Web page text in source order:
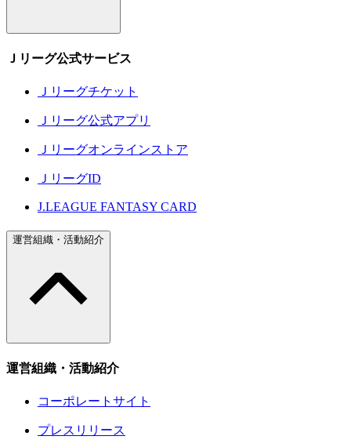
Ｊリーグ公式サービス
Ｊリーグチケット
Ｊリーグ公式アプリ
Ｊリーグオンラインストア
ＪリーグID
J.LEAGUE FANTASY CARD
運営組織・活動紹介
運営組織・活動紹介
コーポレートサイト
プレスリリース